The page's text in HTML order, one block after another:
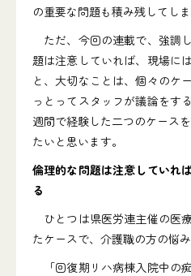
の重要な問題も積み残してしま
ただ、今回の連載で、強調
題は注意していれば、現場に
と、大切なことは、個々のケ
っとってスタッフが議論をす
週間で経験した二つのケース
たいと思います。
倫理的な問題は注意していれ
る
ひとつは県医労連主催の医
たケースで、介護職の方の悩
「回復期リハ病棟入院中の